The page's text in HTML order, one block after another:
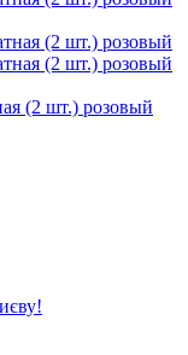
(2 шт.) розовый